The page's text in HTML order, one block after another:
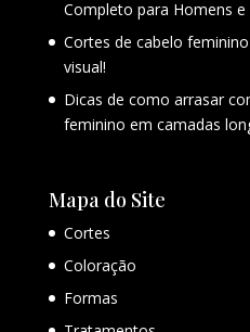
Completo para Homens e
Cortes de cabelo
visual!
Dicas de como arrasar
feminino em camadas
Mapa do Site
Cortes
Coloração
Formas